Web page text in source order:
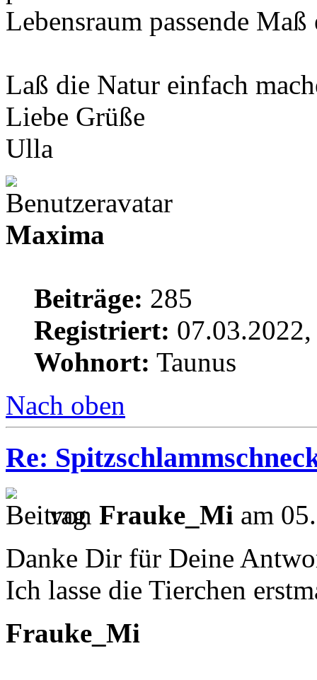
Lebensraum passende Maß
Laß die Natur einfach
Liebe Grüße
Ulla
Maxima
Beiträge: 285
Registriert:
Wohnort: Taunus
Nach oben
Re:
von Frauke_Mi am
Danke Dir für Deine
Ich lasse die Tierchen
Frauke_Mi